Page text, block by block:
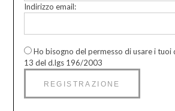
Indirizzo email:
Ho bisogno del permesso di usare i tuoi
13 del d.lgs 196/2003